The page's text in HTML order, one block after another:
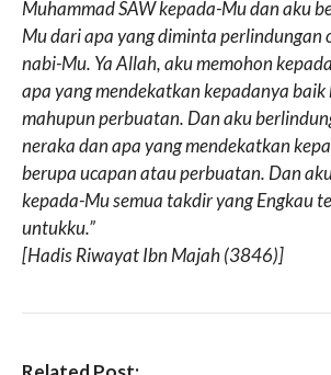
Muhammad SAW kepada-Mu dan aku
Mu dari apa yang diminta perlindungan
nabi-Mu. Ya Allah, aku memohon
apa yang mendekatkan kepadanya
mahupun perbuatan. Dan aku
neraka dan apa yang mendekatkan
berupa ucapan atau perbuatan. Dan
kepada-Mu semua takdir yang Engkau
untukku.”
[Hadis Riwayat Ibn Majah (3846)]